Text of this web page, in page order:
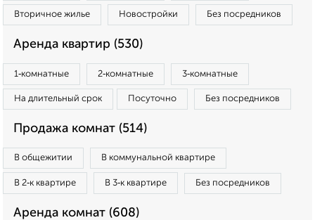
Вторичное жилье Новостройки Без посредников
Аренда квартир (530)
1‑комнатные 2‑комнатные 3‑комнатные
На длительный срок Посуточно Без посредников
Продажа комнат (514)
В общежитии В коммунальной квартире
В 2‑к квартире В 3‑к квартире Без посредников
Аренда комнат (608)